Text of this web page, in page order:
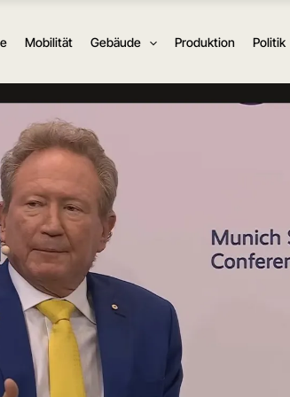
Mobilität Gebäude Produktion Politik